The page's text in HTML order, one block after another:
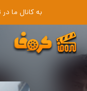
به کانال ما در